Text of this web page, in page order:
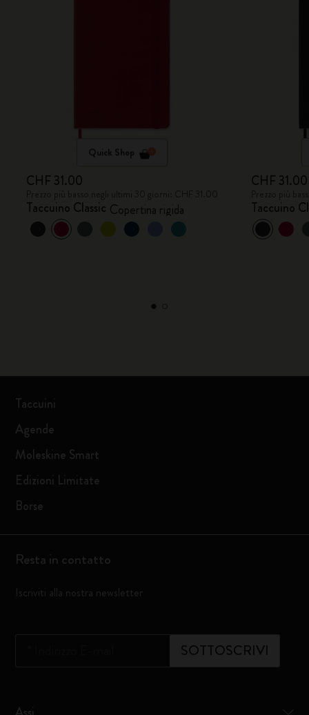
Quick Shop
CHF 31.00
Taccuino Classic Copertina rigida
CHF 31.00
Taccuino
Taccuini
Agende
Moleskine Smart
Edizioni Limitate
Borse
Resta in contatto
Iscriviti alla nostra newsletter
SOTTOSCRIVI